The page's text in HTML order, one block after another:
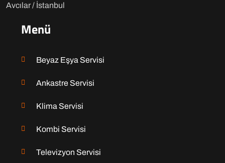
Avcılar / İstanbul
Menü
Beyaz Eşya Servisi
Ankastre Servisi
Klima Servisi
Kombi Servisi
Televizyon Servisi